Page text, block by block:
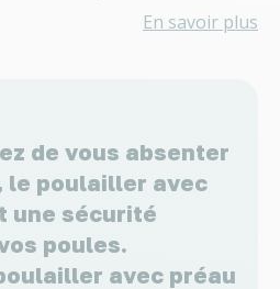
En savoir plus
de vous absenter
le poulailler avec
une sécurité
poules.
avec préau